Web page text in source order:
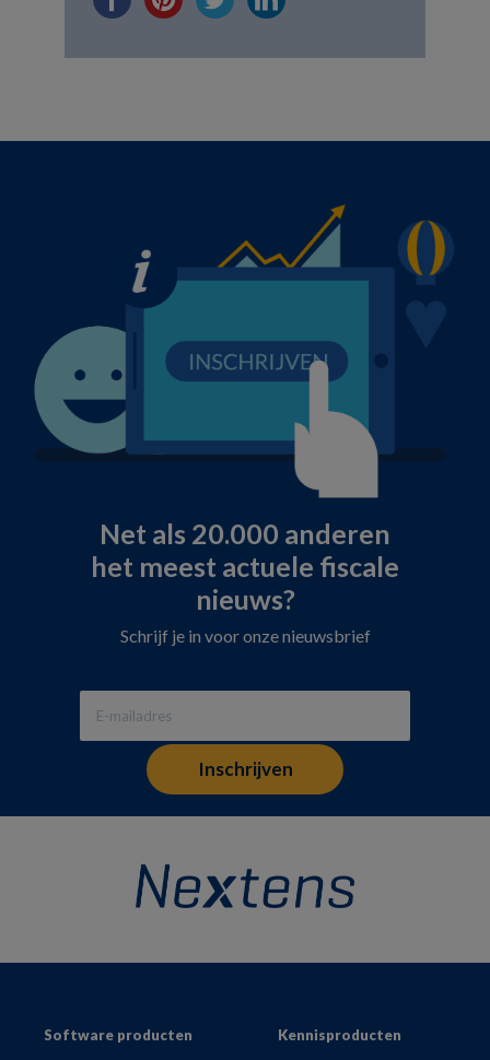
Net als 20.000 anderen
het meest actuele fiscale
nieuws?
Schrijf je in voor onze nieuwsbrief
FooterSoftware producten
Kennisproducten